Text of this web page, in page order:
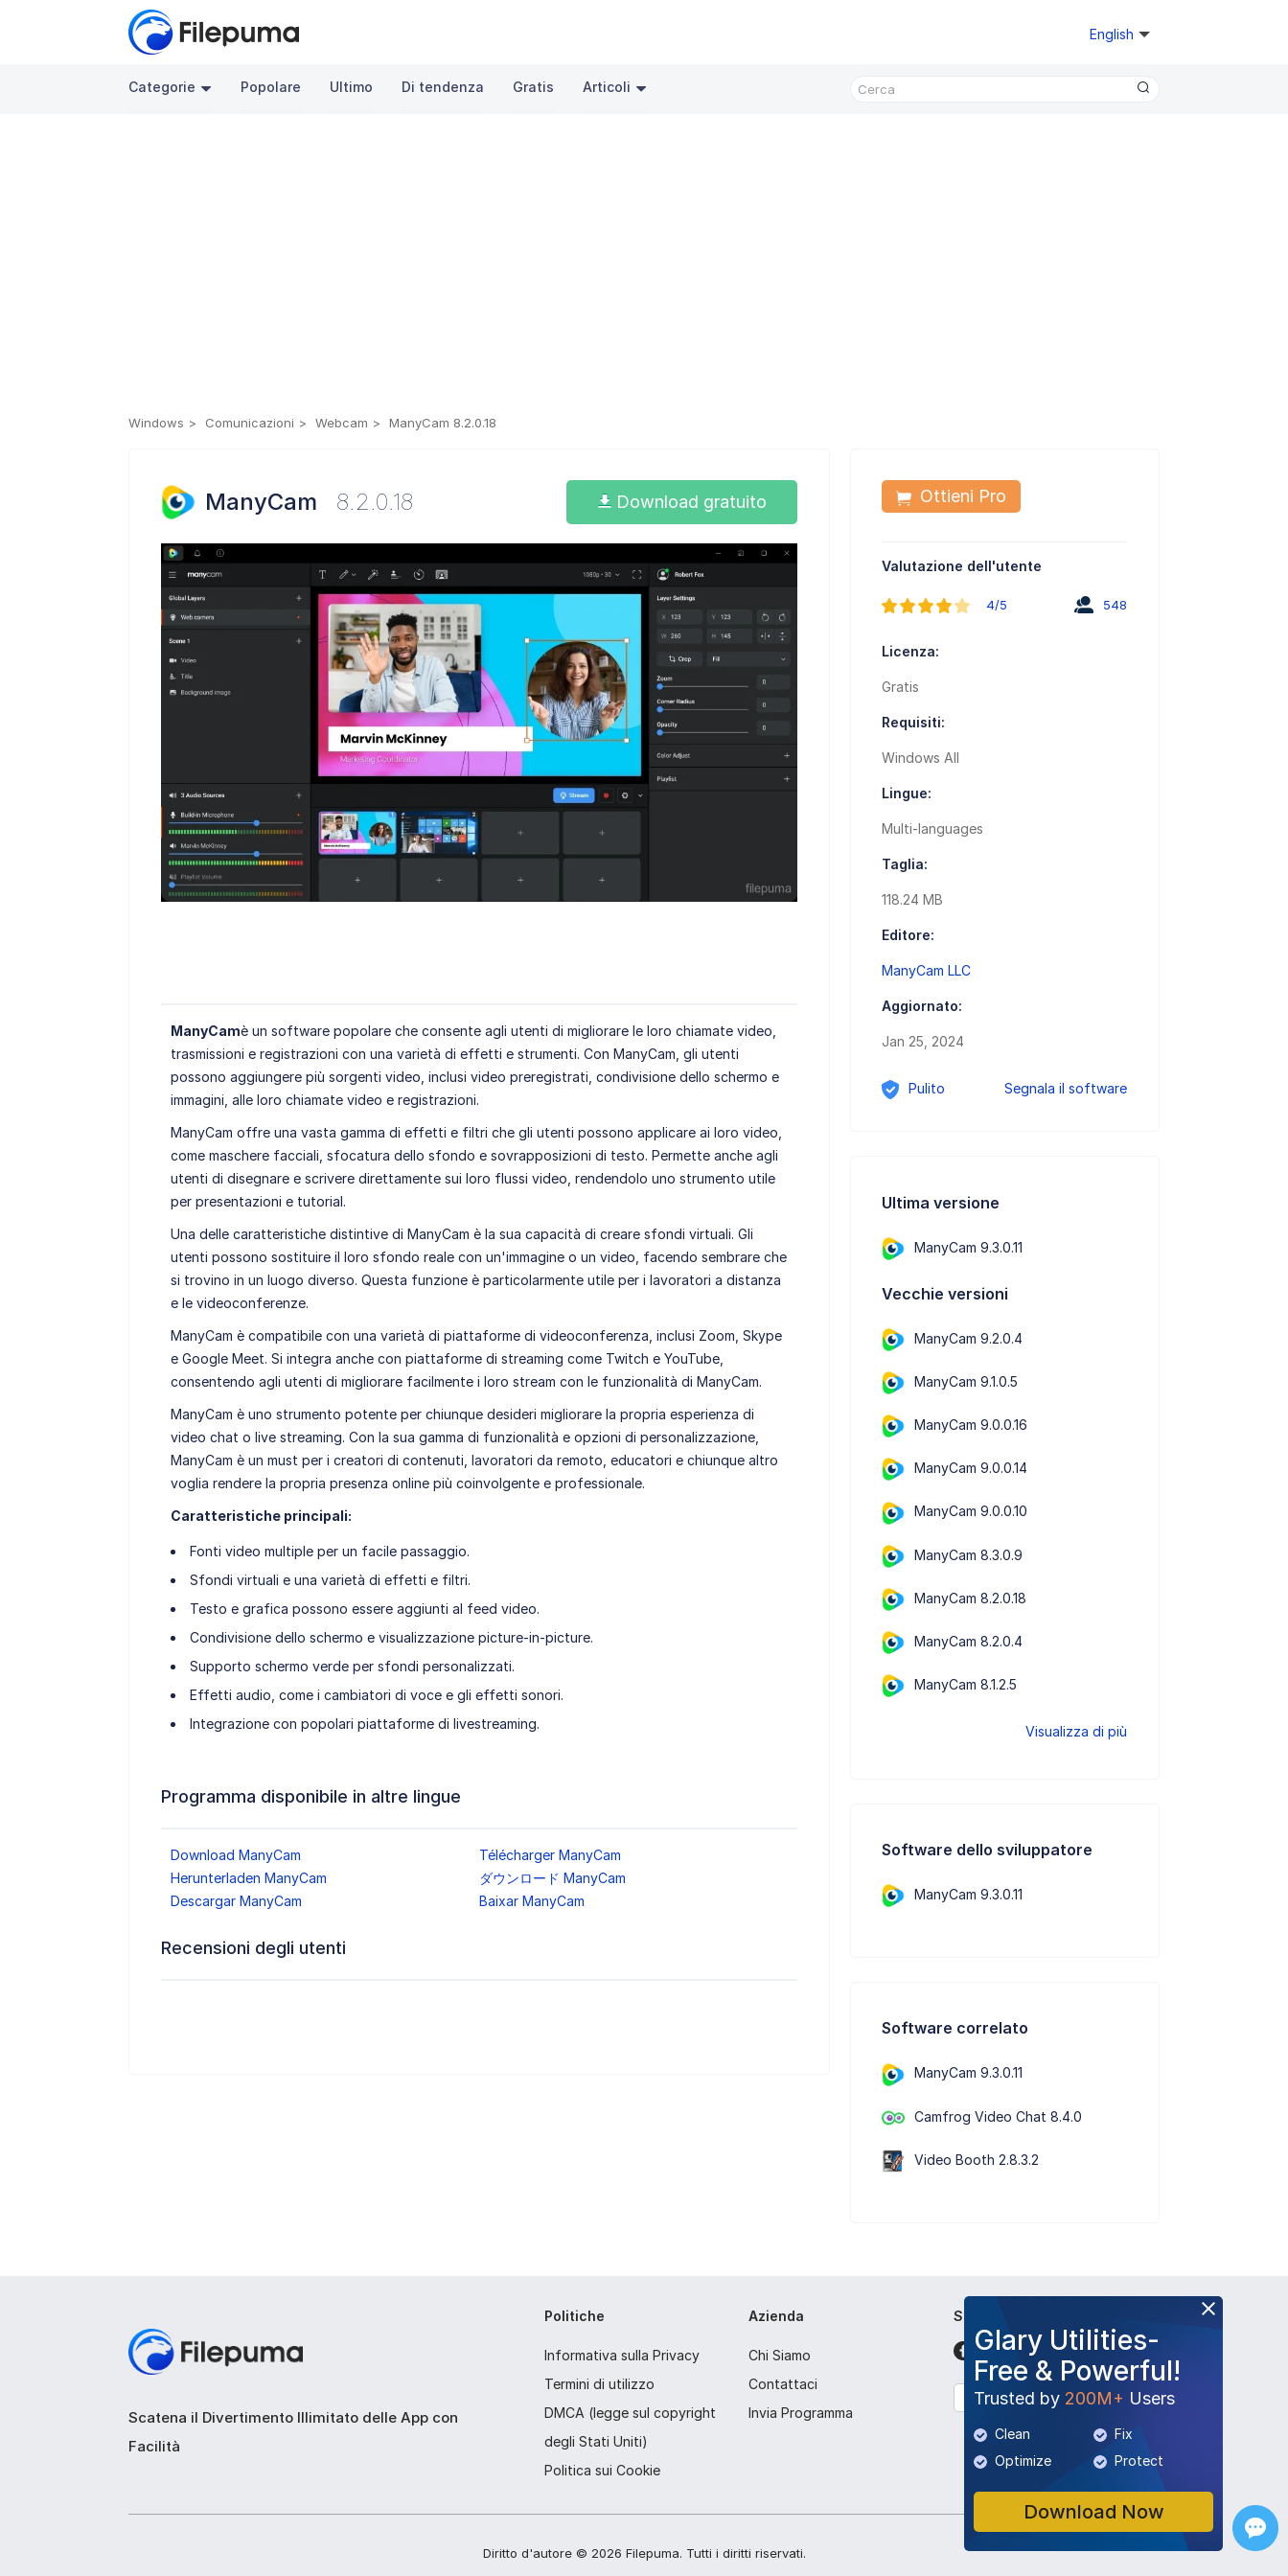
English
Categorie Popolare Ultimo Di tendenza Gratis Articoli
Windows Comunicazioni Webcam ManyCam 8.2.0.18
ManyCam 8.2.0.18 Download gratuito
ManyCamè un software popolare che consente agli utenti di migliorare le loro chiamate video,
trasmissioni e registrazioni con una varietà di effetti e strumenti. Con ManyCam, gli utenti
possono aggiungere più sorgenti video, inclusi video preregistrati, condivisione dello schermo e
immagini, alle loro chiamate video e registrazioni.
ManyCam offre una vasta gamma di effetti e filtri che gli utenti possono applicare ai loro video,
come maschere facciali, sfocatura dello sfondo e sovrapposizioni di testo. Permette anche agli
utenti di disegnare e scrivere direttamente sui loro flussi video, rendendolo uno strumento utile
per presentazioni e tutorial.
Una delle caratteristiche distintive di ManyCam è la sua capacità di creare sfondi virtuali. Gli
utenti possono sostituire il loro sfondo reale con un'immagine o un video, facendo sembrare che
si trovino in un luogo diverso. Questa funzione è particolarmente utile per i lavoratori a distanza
e le videoconferenze.
ManyCam è compatibile con una varietà di piattaforme di videoconferenza, inclusi Zoom, Skype
e Google Meet. Si integra anche con piattaforme di streaming come Twitch e YouTube,
consentendo agli utenti di migliorare facilmente i loro stream con le funzionalità di ManyCam.
ManyCam è uno strumento potente per chiunque desideri migliorare la propria esperienza di
video chat o live streaming. Con la sua gamma di funzionalità e opzioni di personalizzazione,
ManyCam è un must per i creatori di contenuti, lavoratori da remoto, educatori e chiunque altro
voglia rendere la propria presenza online più coinvolgente e professionale.
Caratteristiche principali:
Fonti video multiple per un facile passaggio.
Sfondi virtuali e una varietà di effetti e filtri.
Testo e grafica possono essere aggiunti al feed video.
Condivisione dello schermo e visualizzazione picture-in-picture.
Supporto schermo verde per sfondi personalizzati.
Effetti audio, come i cambiatori di voce e gli effetti sonori.
Integrazione con popolari piattaforme di livestreaming.
Programma disponibile in altre lingue
Download ManyCam
Télécharger ManyCam
Herunterladen ManyCam
ダウンロード ManyCam
Descargar ManyCam
Baixar ManyCam
Recensioni degli utenti
Ottieni Pro
Valutazione dell'utente
4/5 548
Licenza:
Gratis
Requisiti:
Windows All
Lingue:
Multi-languages
Taglia:
118.24 MB
Editore:
ManyCam LLC
Aggiornato:
Jan 25, 2024
Pulito Segnala il software
Ultima versione
ManyCam 9.3.0.11
Vecchie versioni
ManyCam 9.2.0.4
ManyCam 9.1.0.5
ManyCam 9.0.0.16
ManyCam 9.0.0.14
ManyCam 9.0.0.10
ManyCam 8.3.0.9
ManyCam 8.2.0.18
ManyCam 8.2.0.4
ManyCam 8.1.2.5
Visualizza di più
Software dello sviluppatore
ManyCam 9.3.0.11
Software correlato
ManyCam 9.3.0.11
Camfrog Video Chat 8.4.0
Video Booth 2.8.3.2
Glary Utilities-
Free & Powerful!
Trusted by 200M+ Users
Clean
Fix
Optimize
Protect
Download Now
Scatena il Divertimento Illimitato delle App con
Facilità
Politiche
Informativa sulla Privacy
Termini di utilizzo
DMCA (legge sul copyright
degli Stati Uniti)
Politica sui Cookie
Azienda
Chi Siamo
Contattaci
Invia Programma
Seguici
Italiano
Diritto d'autore © 2026 Filepuma. Tutti i diritti riservati.